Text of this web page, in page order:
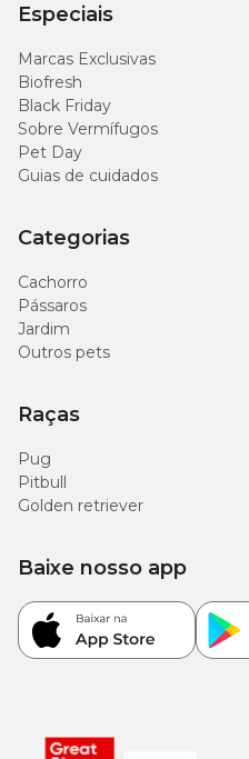
Especiais
Marcas Exclusivas
Biofresh
Black Friday
Sobre Vermífugos
Pet Day
Guias de cuidados
Categorias
Cachorro
Pássaros
Jardim
Outros pets
Raças
Pug
Pitbull
Golden retriever
Baixe nosso app